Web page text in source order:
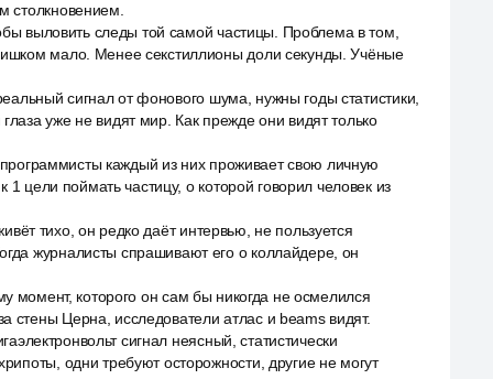
столкновением.
выловить следы той самой частицы. Проблема в том,
мало. Менее секстиллионы доли секунды. Учёные
сигнал от фонового шума, нужны годы статистики,
уже не видят мир. Как прежде они видят только
каждый из них проживает свою личную
1 цели поймать частицу, о которой говорил человек из
тихо, он редко даёт интервью, не пользуется
журналисты спрашивают его о коллайдере, он
момент, которого он сам бы никогда не осмелился
стены Церна, исследователи атлас и beams видят.
сигнал неясный, статистически
одни требуют осторожности, другие не могут